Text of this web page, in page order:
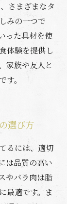
さまざまなタ
みの一つで
った具材を使
体験を提供し
家族や友人と
。
選び方
るには、適切
は品質の高い
やバラ肉は脂
最適です。ま